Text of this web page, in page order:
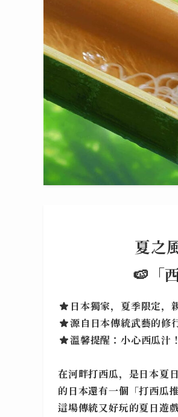
夏之
🍉「
日本獨家，夏季限定，
源自日本傳統武藝的修
溫馨提醒：小心西瓜汁
在河畔打西瓜，是日本夏
的日本還有一個「打西瓜
這場傳統又好玩的夏日遊